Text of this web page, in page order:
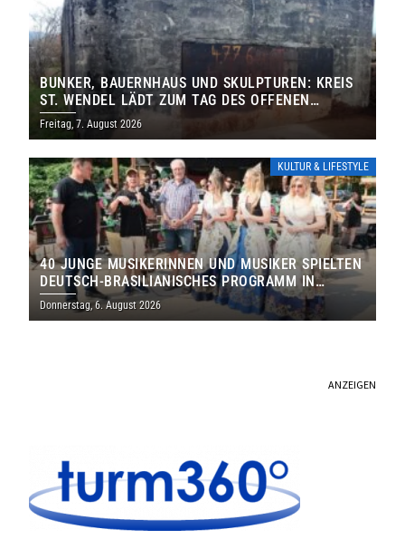
BUNKER, BAUERNHAUS UND SKULPTUREN: KREIS
ST. WENDEL LÄDT ZUM TAG DES OFFENEN
DENKMALS EIN
Freitag, 7. August 2026
KULTUR & LIFESTYLE
40 JUNGE MUSIKERINNEN UND MUSIKER SPIELTEN
DEUTSCH-BRASILIANISCHES PROGRAMM IN
THOLEY
Donnerstag, 6. August 2026
ANZEIGEN